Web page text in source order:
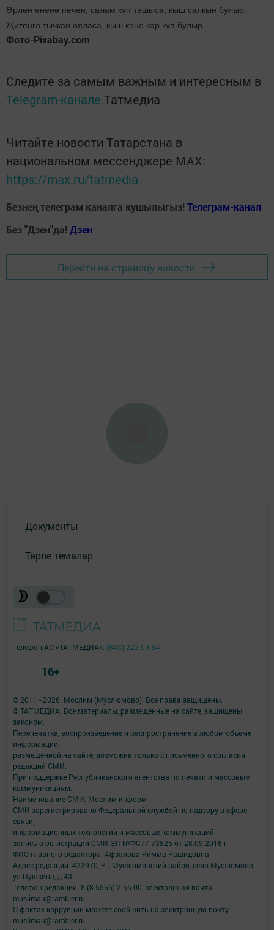
Әрлән өненә печән, салам күп ташыса, кыш салкын булыр.
Җитенгә тычкан ояласа, кыш көне кар күп булыр.
Фото-Pixabay.com
Следите за самым важным и интересным в
Telegram-канале Татмедиа
Читайте новости Татарстана в
национальном мессенджере MАХ:
https://max.ru/tatmedia
Безнең телеграм каналга кушылыгыз! Телеграм-канал
Без "Дзен"да! Дзен
Перейти на страницу новости
Документы
Төрле темалар
© 2011 - 2026. Мослим (Муслюмово). Все права защищены.
© ТАТМЕДИА. Все материалы, размещенные на сайте, защищены
законом.
Перепечатка, воспроизведение и распространение в любом объеме
информации,
размещенной на сайте, возможна только с письменного согласия
редакций СМИ.
При поддержке Республиканского агентства по печати и массовым
коммуникациям.
Наименование СМИ: Мөслим-информ
СМИ зарегистрировано Федеральной службой по надзору в сфере
связи,
информационных технологий и массовых коммуникаций
запись о регистрации СМИ ЭЛ №ФС77-73825 от 28.09.2018 г.
ФИО главного редактора: Афзалова Римма Рашидовна
Адрес редакции: 423970, РТ, Муслюмовский район, село Муслюмово,
ул.Пушкина, д.43
Телефон редакции: 8 (8-5556) 2-55-00, электронная почта
muslimau@rambler.ru
О фактах коррупции можете сообщить на электронную почту
muslimau@rambler.ru
Телефон АО «ТАТМЕДИА»: (843) 222 09 84
16+